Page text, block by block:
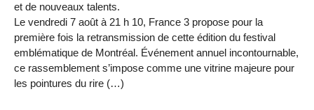
et de nouveaux talents.
Le vendredi 7 août à 21 h 10, France 3 propose pour la
première fois la retransmission de cette édition du festival
emblématique de Montréal. Événement annuel incontournable,
ce rassemblement s’impose comme une vitrine majeure pour
les pointures du rire (…)